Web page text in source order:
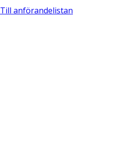
Till anförandelistan